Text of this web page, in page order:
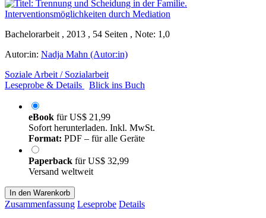
Bachelorarbeit , 2013 , 54 Seiten , Note: 1,0
Autor:in: Nadja Mahn (Autor:in)
Soziale Arbeit / Sozialarbeit
Leseprobe & Details
Blick ins Buch
eBook fürUS$ 21,99
Sofort herunterladen. Inkl. MwSt.
Format: PDF – für alle Geräte
Paperback fürUS$ 32,99
Versand weltweit
In den Warenkorb
Zusammenfassung Leseprobe Details